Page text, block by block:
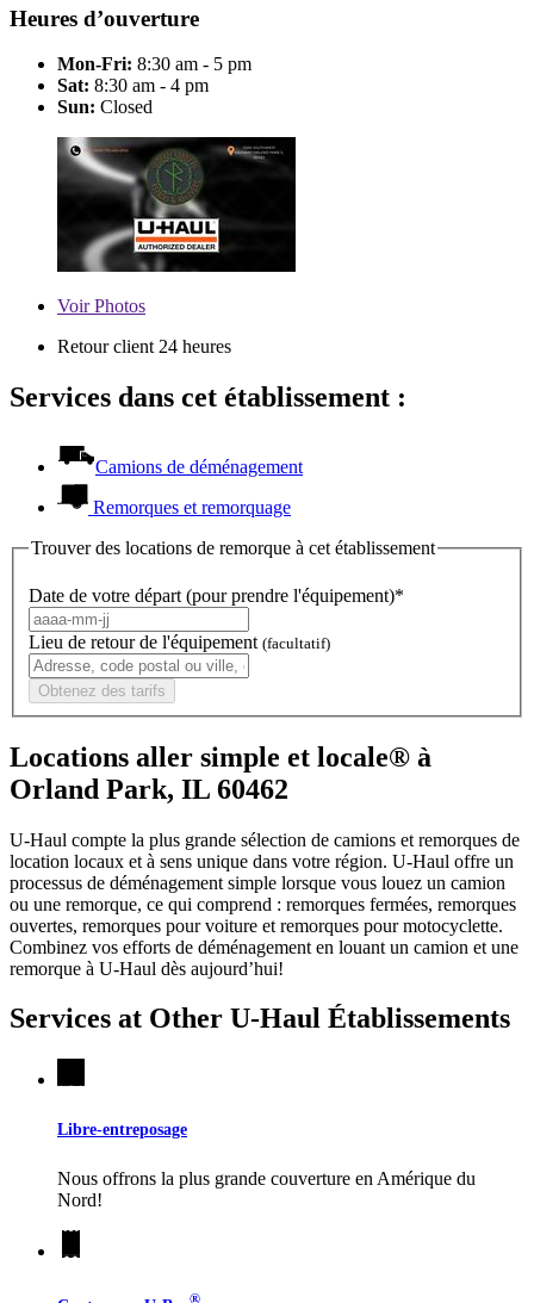
Heures d’ouverture
Mon-Fri: 8:30 am - 5 pm
Sat: 8:30 am - 4 pm
Sun: Closed
VoirPhotos
Retour client 24 heures
Services dans cet établissement :
Camions de déménagement
Remorques et remorquage
Trouver des locations de remorque à cet établissement
Date de votre départ (pour prendre l'équipement)*
Lieu de retour de l'équipement (facultatif)
Obtenez des tarifs
Locations aller simple et locale® à
Orland Park, IL 60462
U-Haul compte la plus grande sélection de camions et remorques de
location locaux et à sens unique dans votre région. U-Haul offre un
processus de déménagement simple lorsque vous louez un camion
ou une remorque, ce qui comprend : remorques fermées, remorques
ouvertes, remorques pour voiture et remorques pour motocyclette.
Combinez vos efforts de déménagement en louant un camion et une
remorque à U-Haul dès aujourd’hui!
Services at Other U-Haul Établissements
Libre-entreposage
Nous offrons la plus grande couverture en Amérique du
Nord!